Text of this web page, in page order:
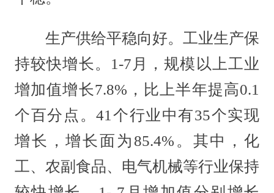
生产供给平稳向好。工业生产保
持较快增长。1-7月，规模以上工业
增加值增长7.8%，比上半年提高0.1
个百分点。41个行业中有35个实现
增长，增长面为85.4%。其中，化
工、农副食品、电气机械等行业保持